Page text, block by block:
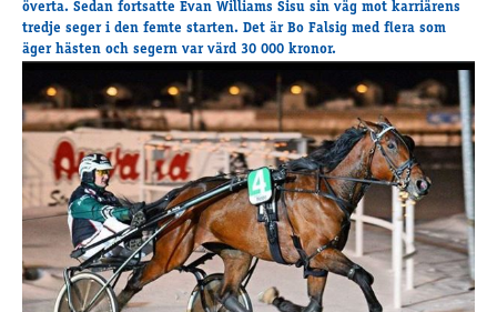
Presentkort
Tävlingsdagar
Travkonferens
Exponering & värdskap
Aktiviteter
Hört och hänt
överta. Sedan fortsatte Evan Williams Sisu sin väg mot karriärens
tredje seger i den femte starten. Det är Bo Falsig med flera som
äger hästen och segern var värd 30 000 kronor.